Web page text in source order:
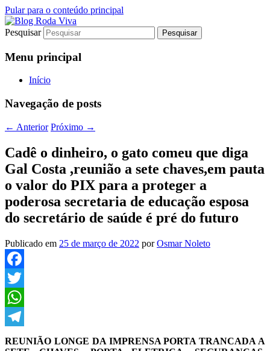
Pular para o conteúdo principal
Blog Roda Viva
Jornalismo sério comprometido com a
verdade
Pesquisar
Menu principal
Início
Navegação de posts
← Anterior Próximo →
Cadê o dinheiro, o gato comeu que diga
Gal Costa ,reunião a sete chaves,em pauta
o valor do PIX para a proteger a
poderosa secretaria de educação esposa
do secretário de saúde é pré do futuro
Publicado em 25 de março de 2022 porOsmar Noleto
Facebook
Twitter
WhatsApp
Telegram
REUNIÃO LONGE DA IMPRENSA PORTA TRANCADA A